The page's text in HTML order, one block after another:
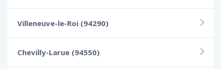
Villeneuve-le-Roi (94290)
Chevilly-Larue (94550)